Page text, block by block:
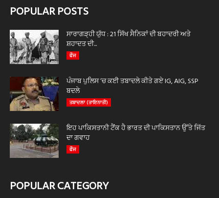
POPULAR POSTS
ਸਾਰਾਗੜ੍ਹੀ ਯੁੱਧ : 21 ਸਿੱਖ ਸੈਨਿਕਾਂ ਦੀ ਬਹਾਦਰੀ ਅਤੇ
ਸ਼ਹਾਦਤ ਦੀ...
ਫੌਜ
ਪੰਜਾਬ ਪੁਲਿਸ ‘ਚ ਕਈ ਤਬਾਦਲੇ ਕੀਤੇ ਗਏ IG, AIG, SSP
ਬਦਲੇ
ਤਬਾਦਲਾ (ਤਾਇਨਾਤੀ)
ਇਹ ਪਾਕਿਸਤਾਨੀ ਟੈਂਕ ਹੈ ਭਾਰਤ ਦੀ ਪਾਕਿਸਤਾਨ ਉੱਤੇ ਜਿੱਤ
ਦਾ ਗਵਾਹ
ਫੌਜ
POPULAR CATEGORY